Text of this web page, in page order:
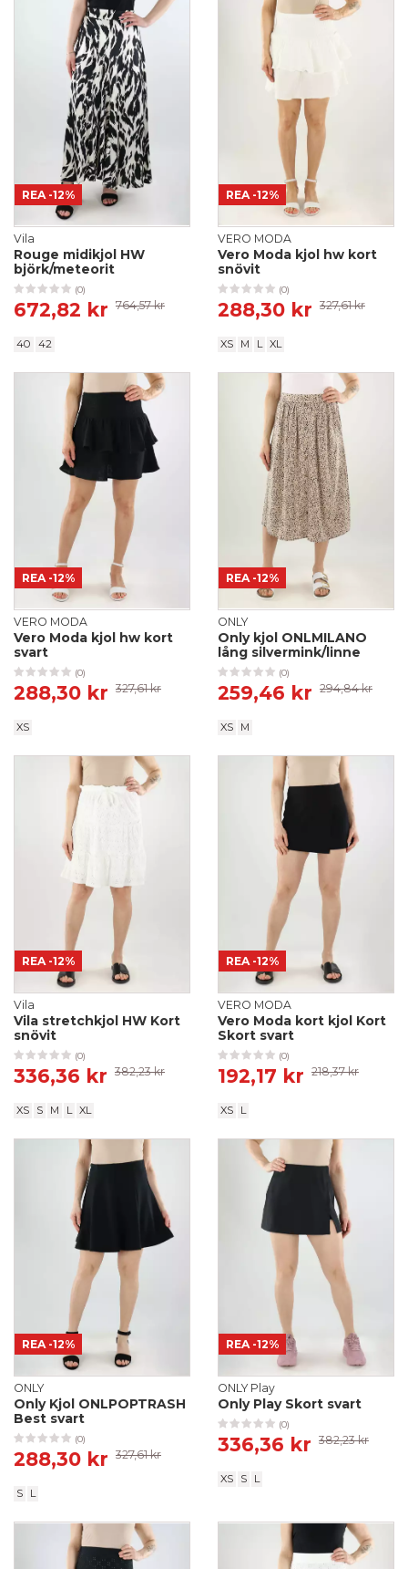
REA -12%
Vila
Rouge midikjol HW
björk/meteorit
(0)
672,82 kr 764,57 kr
40 42
REA -12%
VERO MODA
Vero Moda kjol hw kort
snövit
(0)
288,30 kr 327,61 kr
XS M L XL
REA -12%
VERO MODA
Vero Moda kjol hw kort
svart
(0)
288,30 kr 327,61 kr
XS
REA -12%
ONLY
Only kjol ONLMILANO
lång silvermink/linne
(0)
259,46 kr 294,84 kr
XS M
REA -12%
Vila
Vila stretchkjol HW Kort
snövit
(0)
336,36 kr 382,23 kr
XS S M L XL
REA -12%
VERO MODA
Vero Moda kort kjol Kort
Skort svart
(0)
192,17 kr 218,37 kr
XS L
REA -12%
ONLY
Only Kjol ONLPOPTRASH
Best svart
(0)
288,30 kr 327,61 kr
S L
REA -12%
ONLY Play
Only Play Skort svart
(0)
336,36 kr 382,23 kr
XS S L